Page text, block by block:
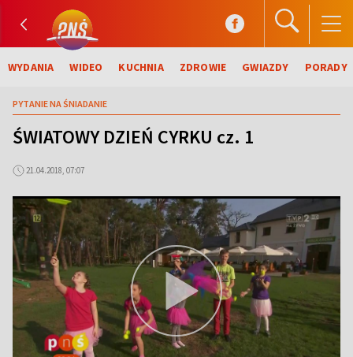
WYDANIA WIDEO KUCHNIA ZDROWIE GWIAZDY PORADY
PYTANIE NA ŚNIADANIE
ŚWIATOWY DZIEŃ CYRKU cz. 1
21.04.2018, 07:07